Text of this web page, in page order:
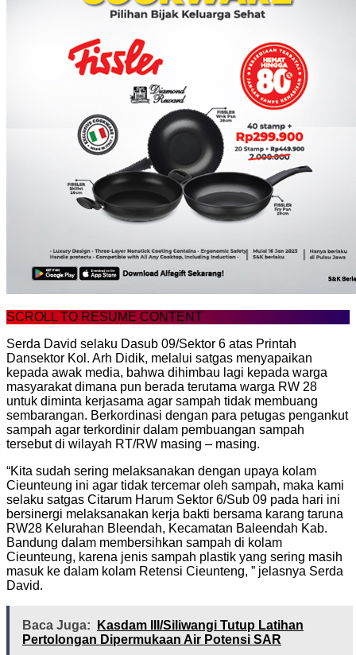
SCROLL TO RESUME CONTENT
Serda David selaku Dasub 09/Sektor 6 atas Printah
Dansektor Kol. Arh Didik, melalui satgas menyapaikan
kepada awak media, bahwa dihimbau lagi kepada warga
masyarakat dimana pun berada terutama warga RW 28
untuk diminta kerjasama agar sampah tidak membuang
sembarangan. Berkordinasi dengan para petugas pengankut
sampah agar terkordinir dalam pembuangan sampah
tersebut di wilayah RT/RW masing – masing.
“Kita sudah sering melaksanakan dengan upaya kolam
Cieunteung ini agar tidak tercemar oleh sampah, maka kami
selaku satgas Citarum Harum Sektor 6/Sub 09 pada hari ini
bersinergi melaksanakan kerja bakti bersama karang taruna
RW28 Kelurahan Bleendah, Kecamatan Baleendah Kab.
Bandung dalam membersihkan sampah di kolam
Cieunteung, karena jenis sampah plastik yang sering masih
masuk ke dalam kolam Retensi Cieunteng, ” jelasnya Serda
David.
Baca Juga:
Kasdam III/Siliwangi Tutup Latihan
Pertolongan Dipermukaan Air Potensi SAR